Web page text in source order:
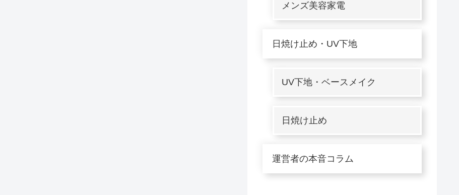
メンズ美容家電
日焼け止め・UV下地
UV下地・ベースメイク
日焼け止め
運営者の本音コラム